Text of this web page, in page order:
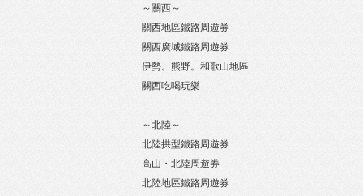
～關西～
關西地區鐵路周遊券
關西廣域鐵路周遊券
伊勢。熊野。和歌山地區
關西吃喝玩樂
～北陸～
北陸拱型鐵路周遊券
高山・北陸周遊券
北陸地區鐵路周遊券